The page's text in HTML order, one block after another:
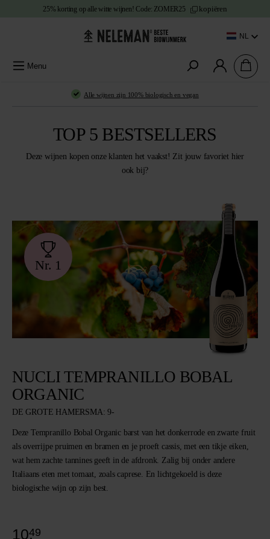
25% korting op alle witte wijnen!Code: ZOMER25 kopiëren
NL
Menu
Alle wijnen zijn 100% biologisch en vegan
TOP 5 BESTSELLERS
Deze wijnen kopen onze klanten het vaakst! Zit jouw favoriet hier
ook bij?
Nr. 1
NUCLI TEMPRANILLO BOBAL
ORGANIC
DE GROTE HAMERSMA: 9-
Deze Tempranillo Bobal Organic barst van het donkerrode en zwarte fruit
als overrijpe pruimen en bramen en je proeft cassis, met een tikje eiken,
wat hem zachte tannines geeft in de afdronk. Zalig bij onder andere
Italiaans eten met tomaat, zoals caprese. En lichtgekoeld is deze
biologische wijn op zijn best.
10.49